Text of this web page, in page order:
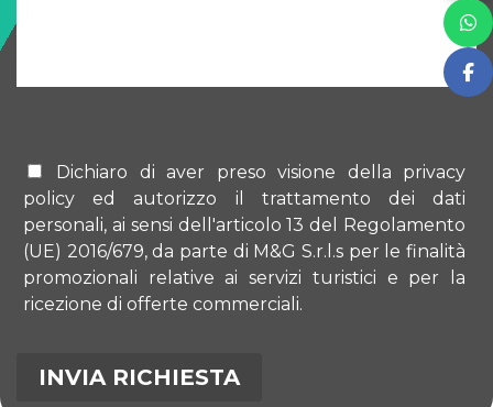
Dichiaro di aver preso visione della privacy
policy ed autorizzo il trattamento dei dati
personali, ai sensi dell'articolo 13 del Regolamento
(UE) 2016/679, da parte di M&G S.r.l.s per le finalità
promozionali relative ai servizi turistici e per la
ricezione di offerte commerciali.